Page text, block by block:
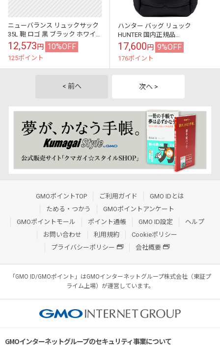
ニューバランス リュックサック
35L 鞄 ロゴ 黒 ブラック ホワイ
ト トップローディングバックパ
ック LAB55614 new...
12,573円 10%OFF
125ポイント
ハンター バッグ リュック
HUNTER 国内正規品
UBB1116SHA ORIGINAL PUFFER
BACKPACK オリ...
17,600円 9%OFF
176ポイント
< 前へ 次へ >
GMOポイントTOP ご利用ガイド
GMO IDとは
ためる・つかう
GMOポイントアンケート
GMOポイントモール
ポイント通帳 GMO ID設定
ヘルプ
お問い合わせ
利用規約
Cookieポリシー
プライバシーポリシー
会社概要
「GMO ID/GMOポイント」はGMOインターネットグループ株式会社（東証プ
ライム上場）が運営しています。
GMOインターネットグループのセキュリティ事業について